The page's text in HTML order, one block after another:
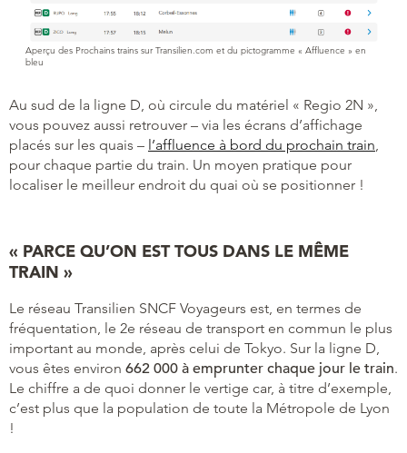
Aperçu des Prochains trains sur Transilien.com et du pictogramme « Affluence » en
bleu
Au sud de la ligne D, où circule du matériel « Regio 2N »,
vous pouvez aussi retrouver – via les écrans d’affichage
placés sur les quais – l’affluence à bord du prochain train,
pour chaque partie du train. Un moyen pratique pour
localiser le meilleur endroit du quai où se positionner !
« PARCE QU’ON EST TOUS DANS LE MÊME
TRAIN »
Le réseau Transilien SNCF Voyageurs est, en termes de
fréquentation, le 2e réseau de transport en commun le plus
important au monde, après celui de Tokyo. Sur la ligne D,
vous êtes environ 662 000 à emprunter chaque jour le train.
Le chiffre a de quoi donner le vertige car, à titre d’exemple,
c’est plus que la population de toute la Métropole de Lyon
!